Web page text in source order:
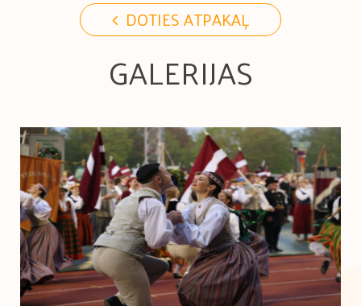
DOTIES ATPAKAĻ
GALERIJAS